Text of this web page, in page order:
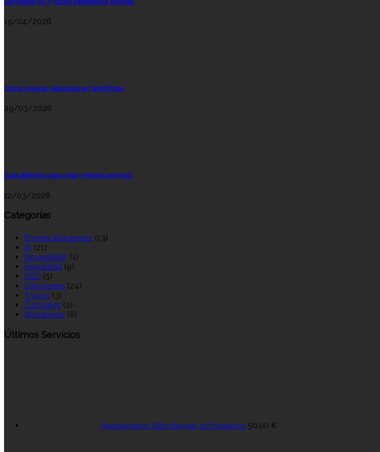
Servidores MCP futuro Inteligencia Artificial
19/04/2026
Cómo mejorar relaciones en WordPress
29/03/2026
Guía definitiva para crear mejores prompts
12/03/2026
Categorías
Errores Wordpress (13)
IA (21)
Novedades (1)
Seguridad (9)
SEO (5)
Soluciones (24)
Trucos (3)
Tutoriales (2)
Wordpress (8)
Últimos Servicios
Mantenimiento Web Mensual de Prestashop 50,00 €